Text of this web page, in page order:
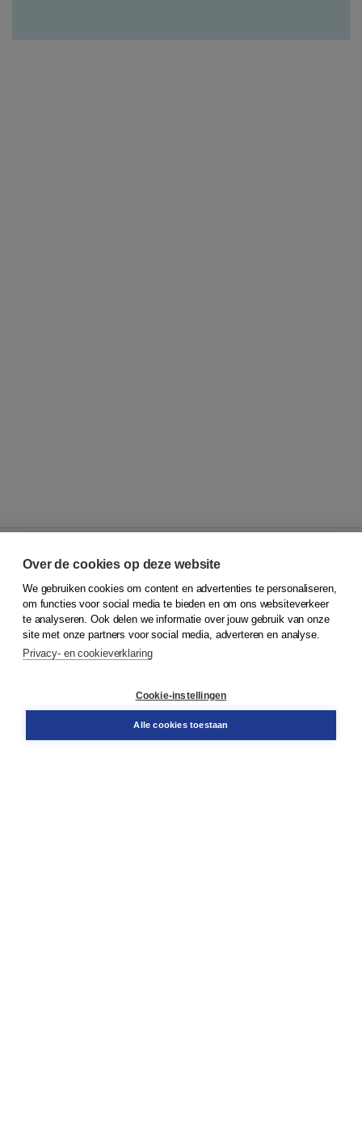
© 2026Koninklijke Boom uitgevers
Klantenservice
Service & informatie
Contact
Over de cookies op deze website
We gebruiken cookies om content en advertenties te personaliseren,
om functies voor social media te bieden en om ons websiteverkeer
te analyseren. Ook delen we informatie over jouw gebruik van onze
site met onze partners voor social media, adverteren en analyse.
Privacy- en cookieverklaring
Cookie-instellingen
Alle cookies toestaan